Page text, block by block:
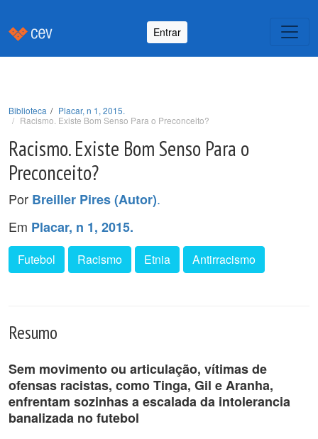
Entrar
Biblioteca
Placar, n 1, 2015.
Racismo. Existe Bom Senso Para o Preconceito?
Racismo. Existe Bom Senso Para o
Preconceito?
Por Breiller Pires (Autor).
Em Placar, n 1, 2015.
Futebol Racismo Etnia Antirracismo
Resumo
Sem movimento ou articulação, vítimas de
ofensas racistas, como Tinga, Gil e Aranha,
enfrentam sozinhas a escalada da intolerancia
banalizada no futebol